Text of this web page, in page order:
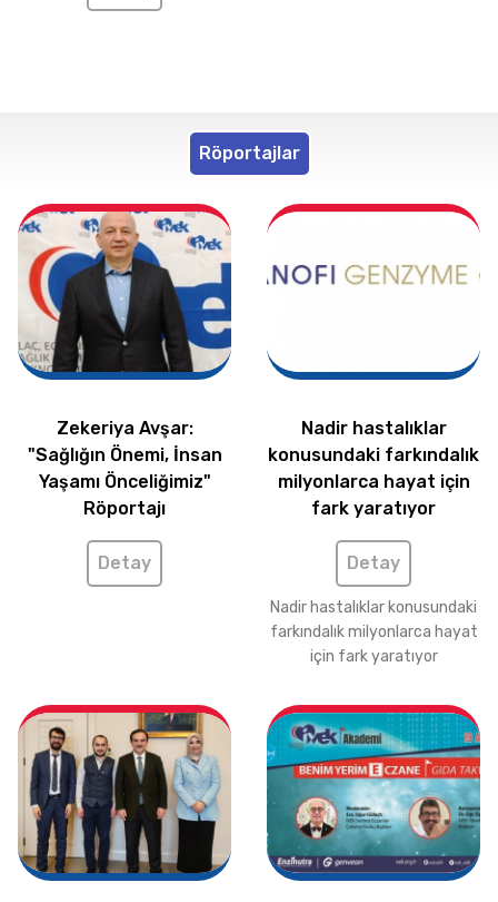
Röportajlar
Zekeriya Avşar:
"Sağlığın Önemi, İnsan
Yaşamı Önceliğimiz"
Röportajı
Detay
Nadir hastalıklar
konusundaki farkındalık
milyonlarca hayat için
fark yaratıyor
Detay
Nadir hastalıklar konusundaki
farkındalık milyonlarca hayat
için fark yaratıyor